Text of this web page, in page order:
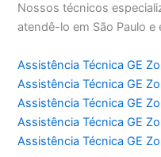
Nossos técnicos
atendê-lo em São Paulo e
Assistência Técnica GE
Assistência Técnica GE
Assistência Técnica GE
Assistência Técnica GE
Assistência Técnica GE